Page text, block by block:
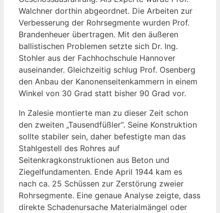
Walchner dorthin abgeordnet. Die Arbeiten zur
Verbesserung der Rohrsegmente wurden Prof.
Brandenheuer übertragen. Mit den äußeren
ballistischen Problemen setzte sich Dr. Ing.
Stohler aus der Fachhochschule Hannover
auseinander. Gleichzeitig schlug Prof. Osenberg
den Anbau der Kanonenseitenkammern in einem
Winkel von 30 Grad statt bisher 90 Grad vor.
In Zalesie montierte man zu dieser Zeit schon
den zweiten „Tausendfüßler“. Seine Konstruktion
sollte stabiler sein, daher befestigte man das
Stahlgestell des Rohres auf
Seitenkragkonstruktionen aus Beton und
Ziegelfundamenten. Ende April 1944 kam es
nach ca. 25 Schüssen zur Zerstörung zweier
Rohrsegmente. Eine genaue Analyse zeigte, dass
direkte Schadenursache Materialmängel oder